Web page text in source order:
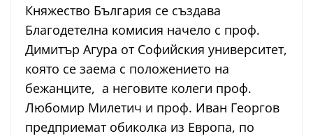
Княжество България се създава
Благодетелна комисия начело с проф.
Димитър Агура от Софийския университет,
която се заема с положението на
бежанците, а неговите колеги проф.
Любомир Милетич и проф. Иван Георгов
предприемат обиколка из Европа, по